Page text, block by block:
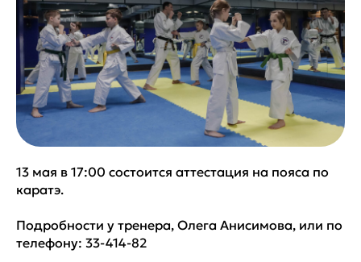
13 мая в 17:00 состоится аттестация на пояса по
каратэ.
Подробности у тренера, Олега Анисимова, или по
телефону: 33-414-82